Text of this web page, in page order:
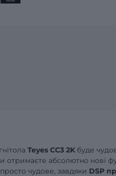
Teyes CC3 2K буде
абсолютно нові
чудове, завдяки DSP